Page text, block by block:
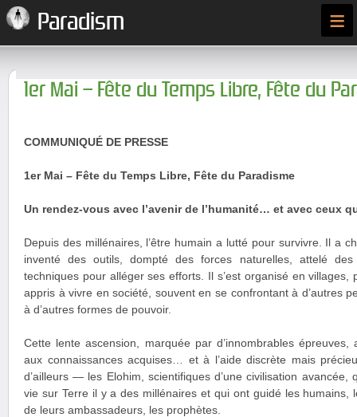
Paradism ≡
1er Mai – Fête du Temps Libre, Fête du
COMMUNIQUÉ DE PRESSE
1er Mai – Fête du Temps Libre, Fête du Paradisme
Un rendez-vous avec l’avenir de l’humanité… et avec ceux
Depuis des millénaires, l’être humain a lutté pour survivre. Il a
inventé des outils, dompté des forces naturelles, attelé des
techniques pour alléger ses efforts. Il s’est organisé en villages,
appris à vivre en société, souvent en se confrontant à d’autres
à d’autres formes de pouvoir.
Cette lente ascension, marquée par d’innombrables
aux connaissances acquises… et à l’aide discrète mais
d’ailleurs — les Elohim, scientifiques d’une civilisation avancée,
vie sur Terre il y a des millénaires et qui ont guidé les humains,
de leurs ambassadeurs, les prophètes.